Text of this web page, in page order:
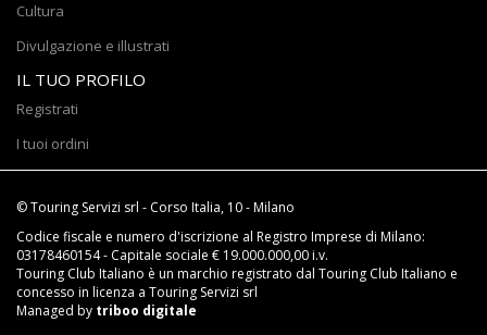
Cultura
Divulgazione e illustrati
IL TUO PROFILO
Registrati
I tuoi ordini
© Touring Servizi srl - Corso Italia, 10 - Milano
Codice fiscale e numero d'iscrizione al Registro Imprese di Milano:
03178460154 - Capitale sociale € 19.000.000,00 i.v.
Touring Club Italiano è un marchio registrato dal Touring Club Italiano e
concesso in licenza a Touring Servizi srl
Managed by triboo digitale